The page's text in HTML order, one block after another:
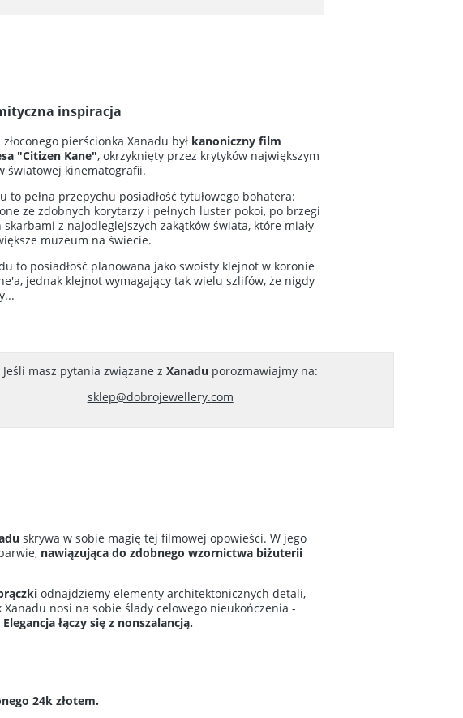
inspiracja
pierścionka Xanadu był kanoniczny film
"Citizen Kane", okrzyknięty przez krytyków największym
światowej kinematografii.
to pełna przepychu posiadłość tytułowego bohatera:
ze zdobnych korytarzy i pełnych luster pokoi, po brzegi
skarbami z najodleglejszych zakątków świata, które miały
muzeum na świecie.
to posiadłość planowana jako swoisty klejnot w koronie
jednak klejnot wymagający tak wielu szlifów, że nigdy
Jeśli masz pytania związane z Xanadu porozmawiajmy na:
sklep@dobrojewellery.com
skrywa w sobie magię tej filmowej opowieści. W jego
nawiązująca do zdobnego wzornictwa biżuterii
odnajdziemy elementy architektonicznych detali,
Xanadu nosi na sobie ślady celowego nieukończenia -
Elegancja łączy się z nonszalancją.
24k złotem.